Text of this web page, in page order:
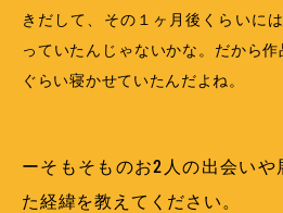
きだして、その１ヶ月後くらいに
っていたんじゃないかな。だから
ぐらい寝かせていたんだよね。
ーそもそものお2人の出会いや
た経緯を教えてください。